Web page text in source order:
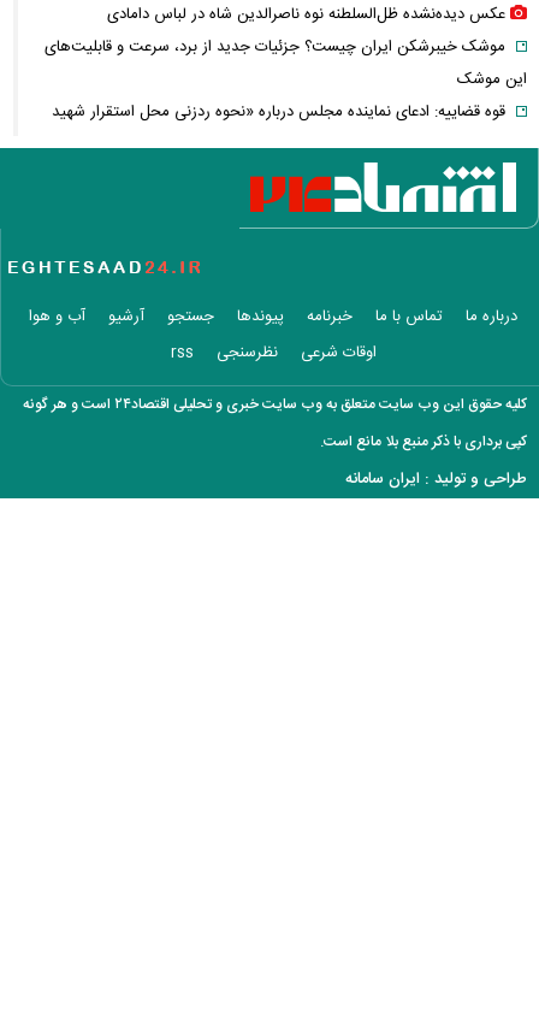
عکس دیده‌نشده ظل‌السلطنه نوه ناصرالدین شاه در لباس دامادی
موشک خیبرشکن ایران چیست؟ جزئیات جدید از برد، سرعت و قابلیت‌های
این موشک
قوه قضاییه: ادعای نماینده مجلس درباره «نحوه ردزنی محل استقرار شهید
لاریجانی» صحت ندارد
قدرت‌نمایی تکاوران ارتش
شرط جدید بازنشستگی اعلام شد؛ چه کسانی باید بیشتر کار کنند؟
کدام بازیکنان تیم فوتبال ایران هنوز تیم پیدا نکرده‌اند؟ + فهرست کامل
آیا دکترین اختاپوس در برابر ایران ناکام ماند؟ بررسی یک راهبرد جنجالی
پشت پرده خودکفایی دارویی؛ چرا واردات همچنان حرف اول را می‌زند؟
حمله خلبانان ایرانی به پایگاه آمریکا بدون GPS
شرایط تغییر نام خانوادگی و شناسنامه اعلام شد+ مراحل، مدارک لازم و قوانین
جدید ثبت احوال
درباره ما تماس با ما خبرنامه پیوندها جستجو آرشیو
آب و هوا
اوقات شرعی
نظرسنجی rss
کلیه حقوق این وب سایت متعلق به وب سایت خبری و تحلیلی اقتصاد۲۴ است و هر گونه
کپی برداری با ذکر منبع بلا مانع است.
طراحی و تولید : ایران سامانه